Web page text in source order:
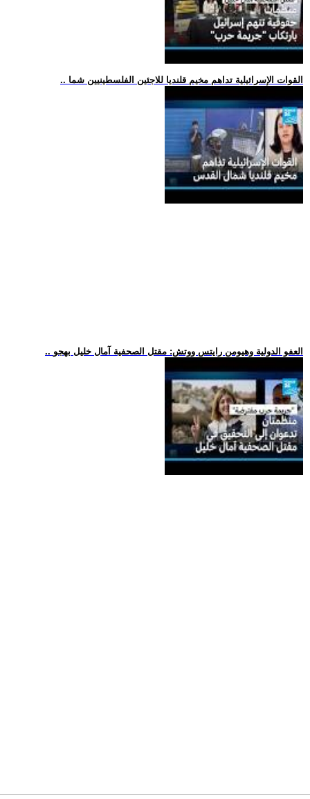
.. القوات الإسرائيلية تداهم مخيم قلنديا للاجئين الفلسطينيين شما
.. العفو الدولية وهيومن رايتس ووتش: مقتل الصحفية آمال خليل بهجو